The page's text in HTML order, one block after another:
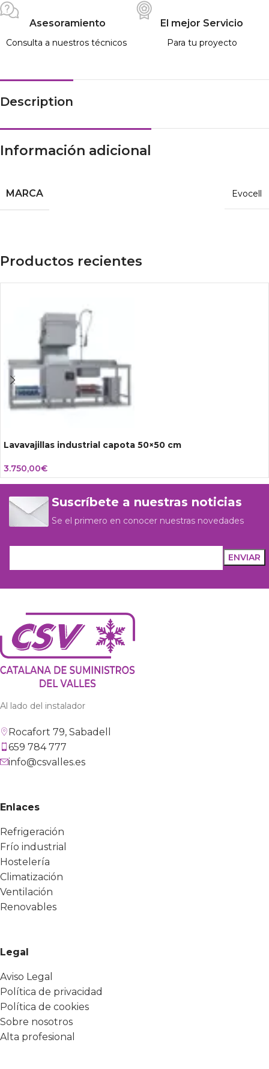
Asesoramiento
Consulta a nuestros técnicos
El mejor Servicio
Para tu proyecto
Description
Información adicional
MARCA Evocell
Productos recientes
Lavavajillas industrial capota 50×50 cm
3.750,00€
Suscríbete a nuestras noticias
Se el primero en conocer nuestras novedades
Al lado del instalador
Rocafort 79, Sabadell
659 784 777
info@csvalles.es
Enlaces
Refrigeración
Frío industrial
Hostelería
Climatización
Ventilación
Renovables
Legal
Aviso Legal
Política de privacidad
Política de cookies
Sobre nosotros
Alta profesional